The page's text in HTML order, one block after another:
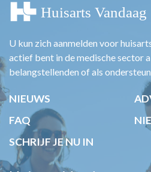
U kun zich aanmelden voor
actief bent in de medische sector
belangstellenden of als
NIEUWS
FAQ
SCHRIJF JE NU IN